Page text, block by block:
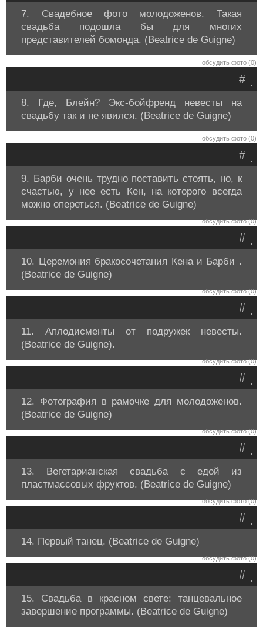
7. Свадебное фото молодоженов. Такая
свадьба подошла бы для многих
представителей бомонда. (Beatrice de Guigne)
обсудить фото (0)
.
#
8. Где, Блейн? Экс-бойфренд невесты на
свадьбу так и не явился. (Beatrice de Guigne)
обсудить фото (0)
.
#
9. Барби очень трудно поставить стоять, но, к
счастью, у нее есть Кен, на которого всегда
можно опереться. (Beatrice de Guigne)
обсудить фото (0)
.
#
10. Церемония бракосочетания Кена и Барби .
(Beatrice de Guigne)
обсудить фото (0)
.
#
11. Аплодисменты от подружек невесты.
(Beatrice de Guigne).
обсудить фото (0)
.
#
12. Фотография в рамочке для молодоженов.
(Beatrice de Guigne)
обсудить фото (0)
.
#
13. Вегетарианская свадьба с едой из
пластмассовых фруктов. (Beatrice de Guigne)
обсудить фото (0)
.
#
14. Первый танец. (Beatrice de Guigne)
обсудить фото (0)
.
#
15. Свадьба в красном свете: танцевальное
завершение программы. (Beatrice de Guigne)